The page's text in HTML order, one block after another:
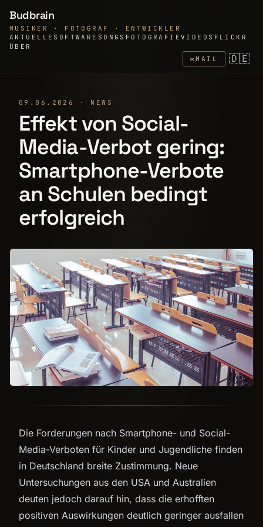
Budbrain
MUSIKER · FOTOGRAF · ENTWICKLER
AKTUELLE SOFTWARE SONGS FOTOGRAFIEVIDEOS FLICKR
ÜBER
✉MAIL 🇩🇪
09.06.2026 · NEWS
Effekt von Social-
Media-Verbot gering:
Smartphone-Verbote
an Schu­len bedingt
erfolgreich
Die Forderungen nach Smartphone- und Social-
Media-Verboten für Kinder und Jugendliche finden
in Deutschland breite Zustimmung. Neue
Untersuchungen aus den USA und Australien
deuten jedoch darauf hin, dass die erhofften
positiven Auswirkungen deutlich geringer ausfallen